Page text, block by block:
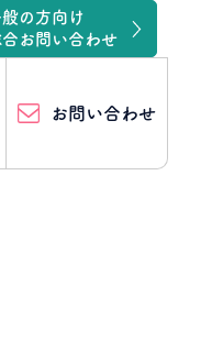
般の方向け
合お問い合わせ
お問い合わせ